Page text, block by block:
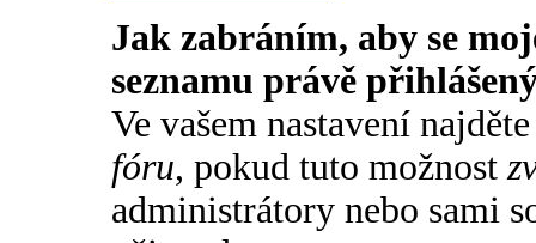
Jak zabráním, aby se
seznamu právě
Ve vašem nastavení
fóru, pokud tuto možnost
administrátory nebo sami